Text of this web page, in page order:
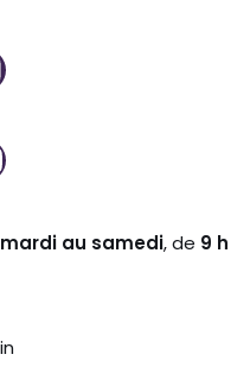
au samedi, de 9 h